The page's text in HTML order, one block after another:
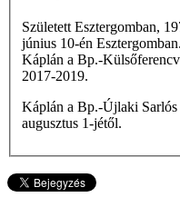
Született Esztergomban,
június 10-én Esztergomban.
Káplán a Bp.-
2017-2019.
Káplán a Bp.-Újlaki
augusztus 1-jétől.